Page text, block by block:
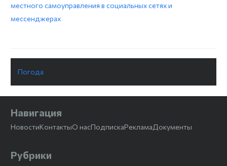
местного самоуправления в социальных сетях и
мессенджерах
Погода
Навигация
НовостиКонтактыО насПодпискаРекламаДокументы
Рубрики